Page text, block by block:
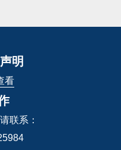
明
看
联系：